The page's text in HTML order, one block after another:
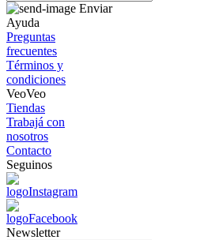
Enviar
Ayuda
Preguntas
frecuentes
Términos y
condiciones
VeoVeo
Tiendas
Trabajá con
nosotros
Contacto
Seguinos
Newsletter